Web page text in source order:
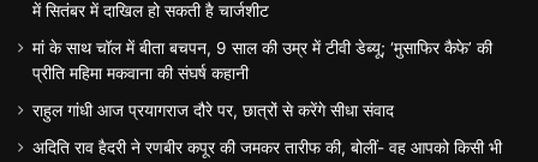
में सितंबर में दाखिल हो सकती है चार्जशीट
मां के साथ चॉल में बीता बचपन, 9 साल की उम्र में टीवी डेब्यू; ‘मुसाफिर कैफे’ की
प्रीति महिमा मकवाना की संघर्ष कहानी
राहुल गांधी आज प्रयागराज दौरे पर, छात्रों से करेंगे सीधा संवाद
अदिति राव हैदरी ने रणबीर कपूर की जमकर तारीफ की, बोलीं- वह आपको किसी भी